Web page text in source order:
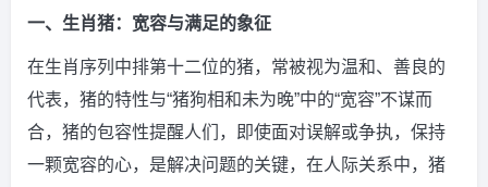
一、生肖猪：宽容与满足的象征
在生肖序列中排第十二位的猪，常被视为温和、善良的
代表，猪的特性与“猪狗相和未为晚”中的“宽容”不谋而
合，猪的包容性提醒人们，即使面对误解或争执，保持
一颗宽容的心，是解决问题的关键，在人际关系中，猪